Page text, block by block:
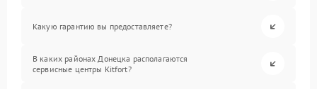
Какую гарантию вы предоставляете?
В каких районах Донецка располагаются
сервисные центры Kitfort?